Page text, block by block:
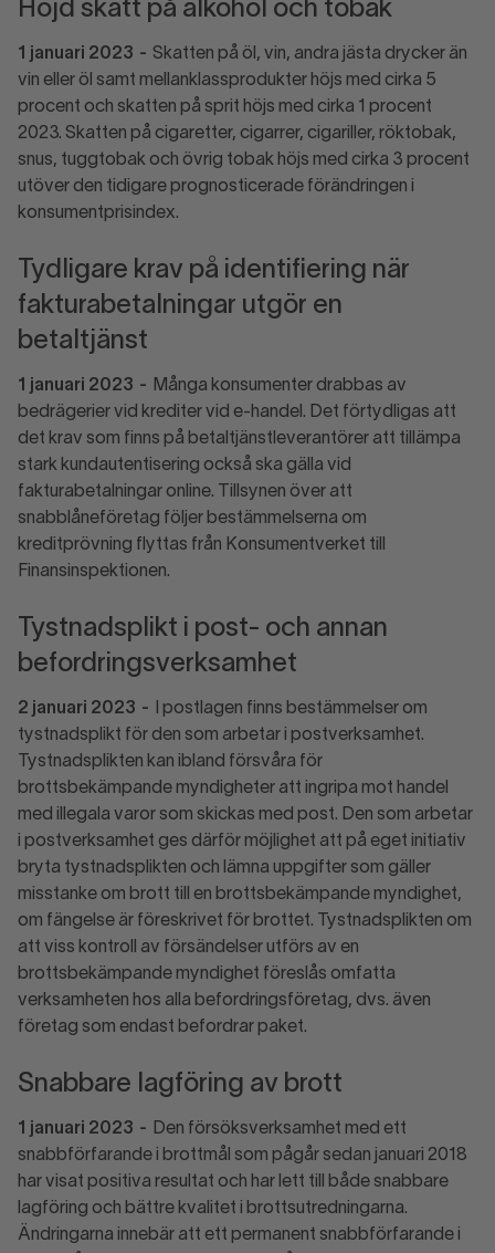
Höjd skatt på alkohol och tobak
1 januari 2023 - Skatten på öl, vin, andra jästa drycker än
vin eller öl samt mellanklassprodukter höjs med cirka 5
procent och skatten på sprit höjs med cirka 1 procent
2023. Skatten på cigaretter, cigarrer, cigariller, röktobak,
snus, tuggtobak och övrig tobak höjs med cirka 3 procent
utöver den tidigare prognosticerade förändringen i
konsumentprisindex.
Tydligare krav på identifiering när
fakturabetalningar utgör en
betaltjänst
1 januari 2023 -
Många konsumenter drabbas av
bedrägerier vid krediter vid e-handel. Det förtydligas att
det krav som finns på betaltjänstleverantörer att tillämpa
stark kundautentisering också ska gälla vid
fakturabetalningar online. Tillsynen över att
snabblåneföretag följer bestämmelserna om
kreditprövning flyttas från Konsumentverket till
Finansinspektionen.
Tystnadsplikt i post- och annan
befordringsverksamhet
2 januari 2023 -
I postlagen finns bestämmelser om
tystnadsplikt för den som arbetar i postverksamhet.
Tystnadsplikten kan ibland försvåra för
brottsbekämpande myndigheter att ingripa mot handel
med illegala varor som skickas med post. Den som arbetar
i postverksamhet ges därför möjlighet att på eget initiativ
bryta tystnadsplikten och lämna uppgifter som gäller
misstanke om brott till en brottsbekämpande myndighet,
om fängelse är föreskrivet för brottet. Tystnadsplikten om
att viss kontroll av försändelser utförs av en
brottsbekämpande myndighet föreslås omfatta
verksamheten hos alla befordringsföretag, dvs. även
företag som endast befordrar paket.
Snabbare lagföring av brott
1 januari 2023 -
Den försöksverksamhet med ett
snabbförfarande i brottmål som pågår sedan januari 2018
har visat positiva resultat och har lett till både snabbare
lagföring och bättre kvalitet i brottsutredningarna.
Ändringarna innebär att ett permanent snabbförfarande i